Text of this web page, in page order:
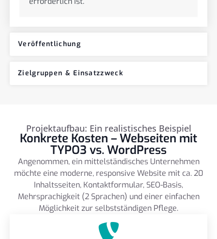
Veröffentlichung
Zielgruppen & Einsatzzweck
Projektaufbau: Ein realistisches Beispiel
Konkrete Kosten – Webseiten mit
TYPO3 vs. WordPress
Angenommen, ein mittelständisches Unternehmen
möchte eine moderne, responsive Website mit ca. 20
Inhaltsseiten, Kontaktformular, SEO-Basis,
Mehrsprachigkeit (2 Sprachen) und einer einfachen
Möglichkeit zur selbstständigen Pflege.